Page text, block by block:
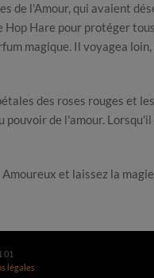
de l'Amour, qui avaient
Hare pour protéger
magique. Il voyagea loin,
des roses rouges et
pouvoir de l'amour.
et laissez la
01
légales